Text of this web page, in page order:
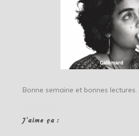
Bonne semaine et bonnes lectures.
J’aime ça :